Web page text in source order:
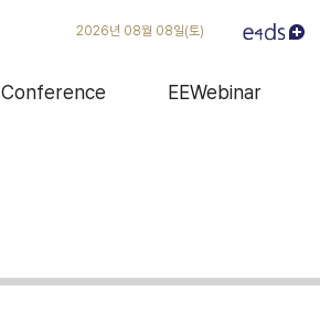
2026년 08월 08일(토)
Conference EEWebinar